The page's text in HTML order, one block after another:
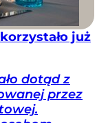
już
dotąd z
przez